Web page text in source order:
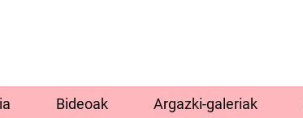
Bideoak Argazki-galeriak